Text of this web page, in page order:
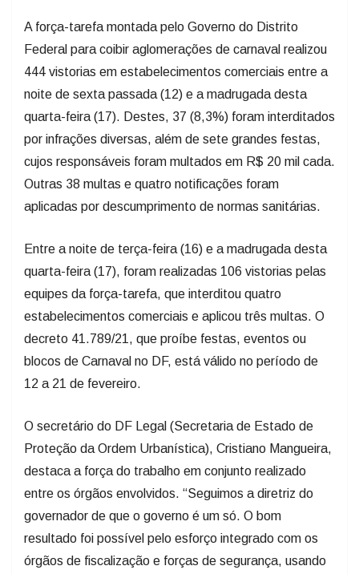
A força-tarefa montada pelo Governo do Distrito
Federal para coibir aglomerações de carnaval realizou
444 vistorias em estabelecimentos comerciais entre a
noite de sexta passada (12) e a madrugada desta
quarta-feira (17). Destes, 37 (8,3%) foram interditados
por infrações diversas, além de sete grandes festas,
cujos responsáveis foram multados em R$ 20 mil cada.
Outras 38 multas e quatro notificações foram
aplicadas por descumprimento de normas sanitárias.
Entre a noite de terça-feira (16) e a madrugada desta
quarta-feira (17), foram realizadas 106 vistorias pelas
equipes da força-tarefa, que interditou quatro
estabelecimentos comerciais e aplicou três multas. O
decreto 41.789/21, que proíbe festas, eventos ou
blocos de Carnaval no DF, está válido no período de
12 a 21 de fevereiro.
O secretário do DF Legal (Secretaria de Estado de
Proteção da Ordem Urbanística), Cristiano Mangueira,
destaca a força do trabalho em conjunto realizado
entre os órgãos envolvidos. “Seguimos a diretriz do
governador de que o governo é um só. O bom
resultado foi possível pelo esforço integrado com os
órgãos de fiscalização e forças de segurança, usando